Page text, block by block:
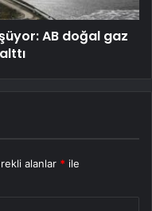
AB doğal gaz
alanlar * ile